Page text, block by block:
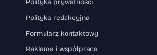
Polityka prywatności
Polityka redakcyjna
Formularz kontaktowy
Reklama i współpraca